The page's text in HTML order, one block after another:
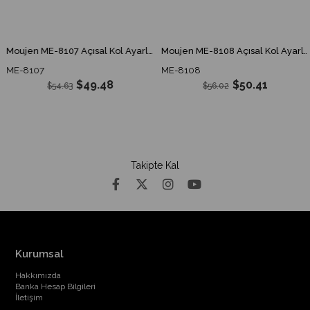
Moujen ME-8107 Açısal Kol Ayarlı Çubuk Limit Switch ME 8107 ME8107
ME-8107
$49.48
$54.63
Moujen ME-8108 Açısal Kol Ayarlı Plastik Makaralı Limit Switch ME 8108 ME8108
ME-8108
$50.41
$56.02
Takipte Kal
Kurumsal
Hakkımızda
Banka Hesap Bilgileri
İletişim